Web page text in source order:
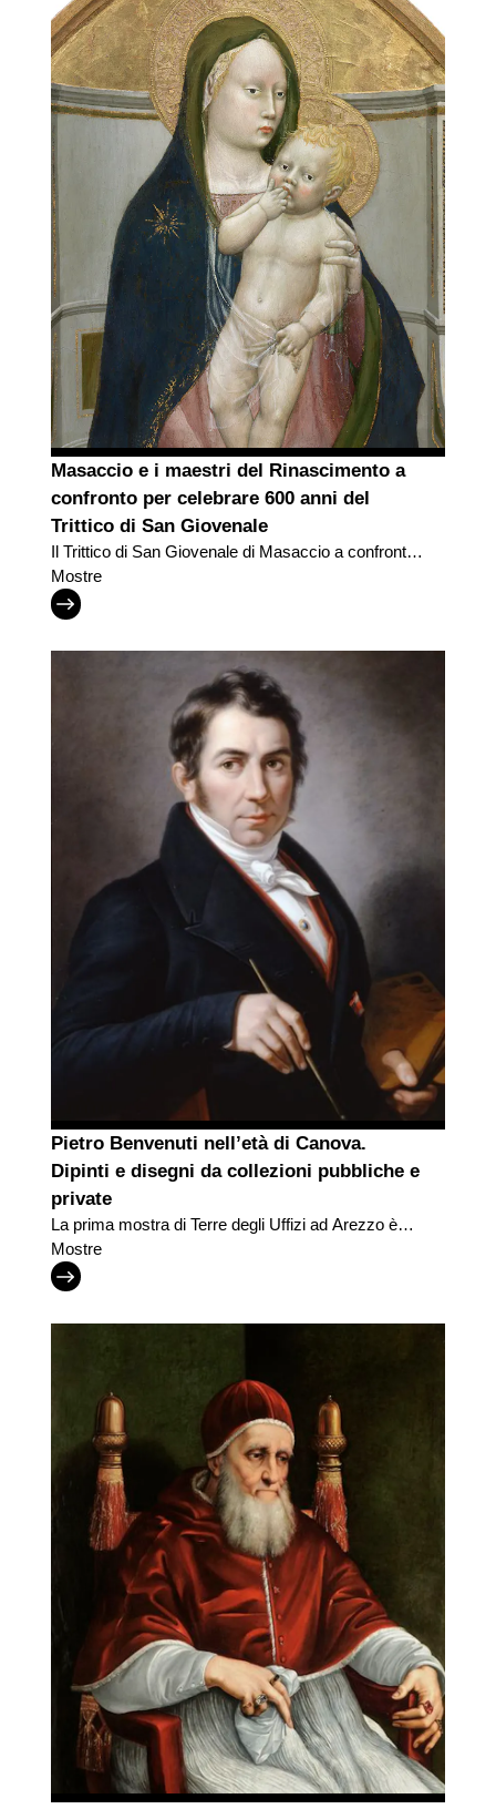
Masaccio e i maestri del Rinascimento a
confronto per celebrare 600 anni del
Trittico di San Giovenale
Il Trittico di San Giovenale di Masaccio a confronto,
per la prima volta, con i grandi pittori del suo tempo
Mostre
Pietro Benvenuti nell’età di Canova.
Dipinti e disegni da collezioni pubbliche e
private
La prima mostra di Terre degli Uffizi ad Arezzo è
dedicata al pittore Pietro Benvenuti nell’età di
Canova
Mostre